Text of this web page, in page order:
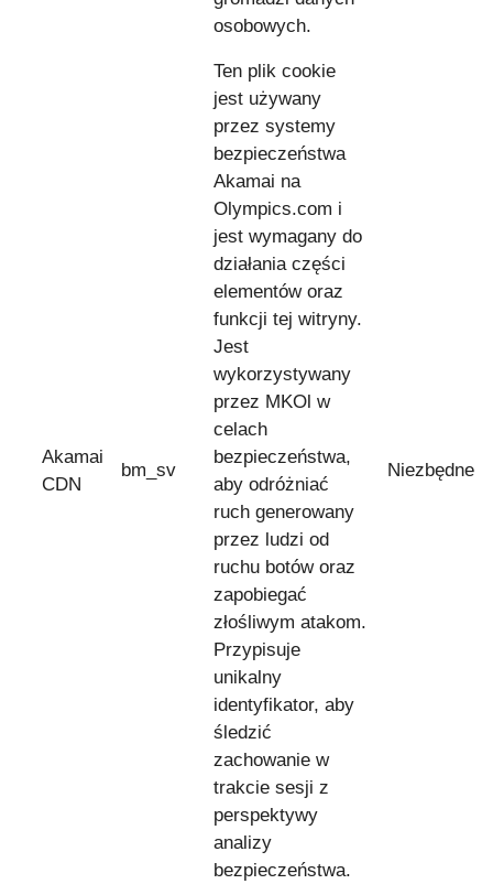
osobowych.
Akamai
CDN
bm_sv
Ten plik cookie
jest używany
przez systemy
bezpieczeństwa
Akamai na
Olympics.com i
jest wymagany do
działania części
elementów oraz
funkcji tej witryny.
Jest
wykorzystywany
przez MKOl w
celach
bezpieczeństwa,
aby odróżniać
ruch generowany
przez ludzi od
ruchu botów oraz
zapobiegać
złośliwym atakom.
Przypisuje
unikalny
identyfikator, aby
śledzić
zachowanie w
trakcie sesji z
perspektywy
analizy
bezpieczeństwa.
Niezbędne